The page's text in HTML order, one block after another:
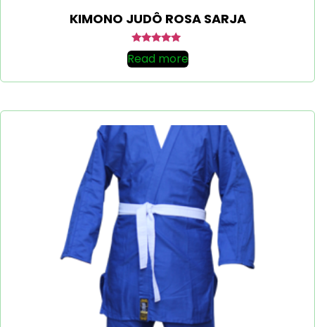
KIMONO JUDÔ ROSA SARJA
Rated
5.00
out of 5
Read more